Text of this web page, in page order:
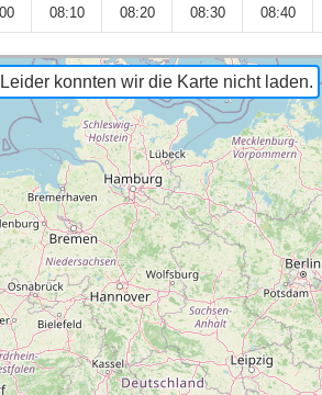
08:10 08:20 08:30 08:40
Leider konnten wir die Karte nicht laden.